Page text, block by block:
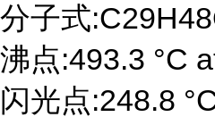
分子式
沸点:493.3 °C
闪光点:248.8